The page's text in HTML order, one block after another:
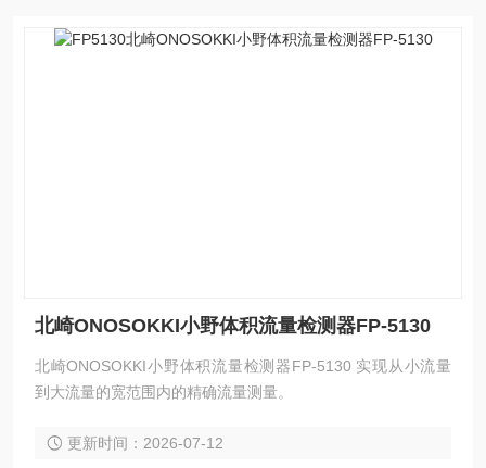
北崎ONOSOKKI小野体积流量检测器FP-5130
北崎ONOSOKKI小野体积流量检测器FP-5130 实现从小流量
到大流量的宽范围内的精确流量测量。
更新时间：2026-07-12